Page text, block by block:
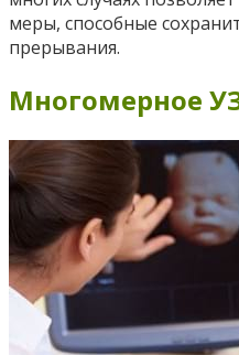
меры, способные
прерывания.
Многомерное